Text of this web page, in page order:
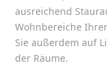
ausreichend
Wohnbereiche
Sie außerdem auf
der Räume.